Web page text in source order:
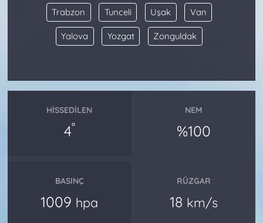
Trabzon Tunceli Uşak Van
Yalova Yozgat Zonguldak
HISSEDILEN
4°
NEM
%100
BASINÇ
1009 hpa
RÜZGAR
18 km/s